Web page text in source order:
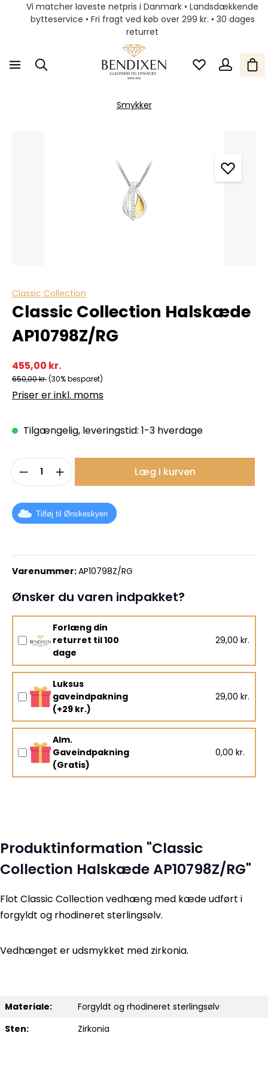
Vi matcher laveste netpris i Danmark • Landsdækkende
bytteservice • Fri fragt ved køb over 299 kr. • 30 dages
returret
Smykker
Classic Collection
Classic Collection Halskæde
AP10798Z/RG
455,00 kr.
650,00 kr.(30% besparet)
Priser er inkl. moms
Tilgængelig, leveringstid: 1-3 hverdage
Produktmængde: Indtast det
Læg i kurven
Tilføj til Ønskeskyen
Varenummer:AP10798Z/RG
Ønsker du varen indpakket?
Forlæng din
returret til 100
dage
29,00 kr.
Luksus
gaveindpakning
(+29 kr.)
29,00 kr.
Alm.
Gaveindpakning
(Gratis)
0,00 kr.
Produktinformation "Classic
Collection Halskæde AP10798Z/RG"
Flot Classic Collection vedhæng med kæde udført i
forgyldt og rhodineret sterlingsølv.
Vedhænget er udsmykket med zirkonia.
Materiale:
Forgyldt og rhodineret sterlingsølv
Sten:
Zirkonia